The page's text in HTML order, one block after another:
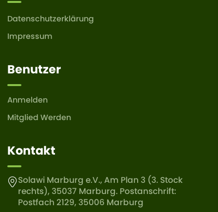
Datenschutzerklärung
Impressum
Benutzer
Anmelden
Mitglied Werden
Kontakt
Solawi Marburg e.V., Am Plan 3 (3. Stock
rechts), 35037 Marburg. Postanschrift:
Postfach 2129, 35006 Marburg